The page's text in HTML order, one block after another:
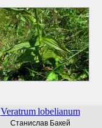
Veratrum lobelianum
Станислав Бакей